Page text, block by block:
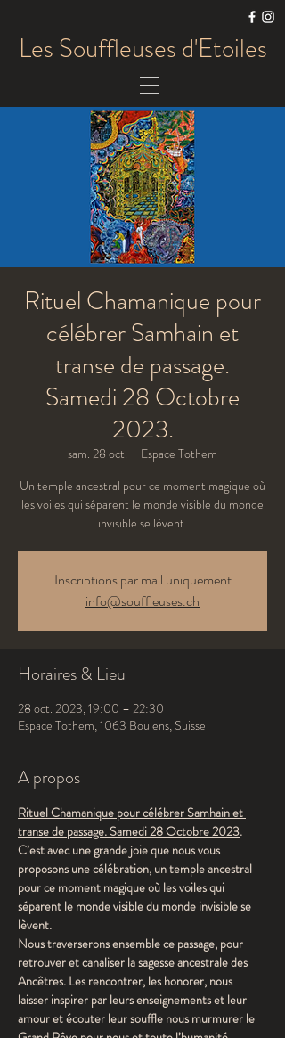
Les Souffleuses d'Etoiles
Rituel Chamanique pour
célébrer Samhain et
transe de passage.
Samedi 28 Octobre
2023.
sam. 28 oct.
  |
Espace Tothem
Un temple ancestral pour ce moment magique où
les voiles qui séparent le monde visible du monde
invisible se lèvent.
Inscriptions par mail uniquement
info@souffleuses.ch
Horaires & Lieu
28 oct. 2023, 19:00 – 22:30
Espace Tothem, 1063 Boulens, Suisse
A propos
Rituel Chamanique pour célébrer Samhain et
transe de passage. Samedi 28 Octobre 2023.
C’est avec une grande joie que nous vous
proposons une célébration, un temple ancestral
pour ce moment magique où les voiles qui
séparent le monde visible du monde invisible se
lèvent.
Nous traverserons ensemble ce passage, pour
retrouver et canaliser la sagesse ancestrale des
Ancêtres. Les rencontrer, les honorer, nous
laisser inspirer par leurs enseignements et leur
amour et écouter leur souffle nous murmurer le